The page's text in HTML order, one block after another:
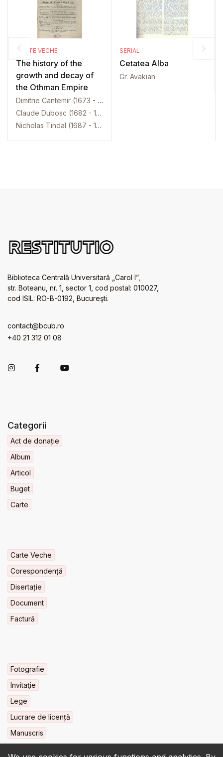
CARTE VECHE
The history of the
growth and decay of
the Othman Empire
Dimitrie Cantemir (1673 - 1723)
Claude Dubosc (1682 - 1745)
Nicholas Tindal (1687 - 1774)
SERIAL
Cetatea Alba
Gr. Avakian
Biblioteca Centrală Universitară „Carol I”,
str. Boteanu, nr. 1, sector 1, cod postal: 010027,
cod ISIL: RO-B-0192, Bucureşti.
contact@bcub.ro
+40 21 312 01 08
Categorii
Act de donație
Album
Articol
Buget
Carte
Carte Veche
Corespondență
Disertație
Document
Factură
Fotografie
Invitaţie
Lege
Lucrare de licență
Manuscris